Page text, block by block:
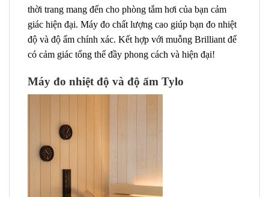
thời trang mang đến cho phòng tắm hơi của bạn cảm
giác hiện đại. Máy đo chất lượng cao giúp bạn đo nhiệt
độ và độ ẩm chính xác. Kết hợp với muỗng Brilliant để
có cảm giác tổng thể đầy phong cách và hiện đại!
Máy đo nhiệt độ và độ ẩm Tylo